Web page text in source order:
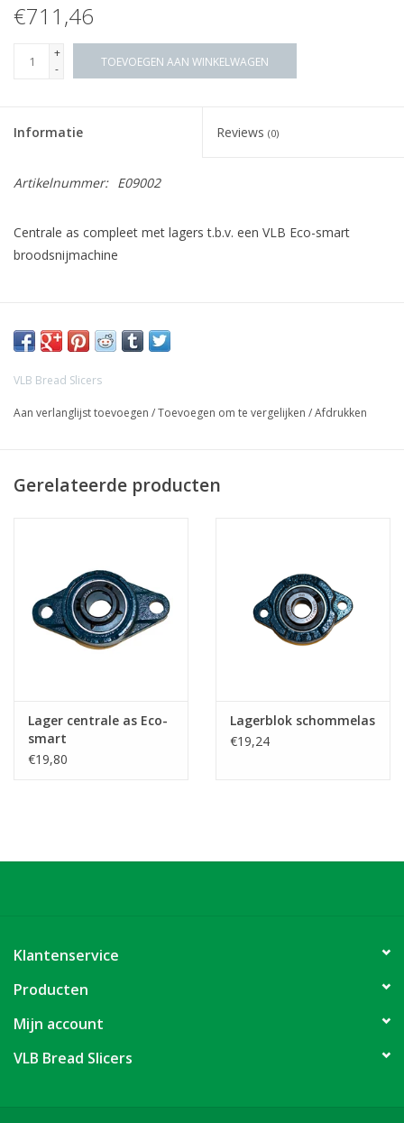
€711,46
+
-
TOEVOEGEN AAN WINKELWAGEN
Informatie Reviews (0)
Artikelnummer: E09002
Centrale as compleet met lagers t.b.v. een VLB Eco-smart
broodsnijmachine
VLB Bread Slicers
Aan verlanglijst toevoegen /Toevoegen om te vergelijken /Afdrukken
Gerelateerde producten
Lager centrale as Eco-
smart
€19,80
Lagerblok schommelas
€19,24
Klantenservice
Producten
Mijn account
VLB Bread Slicers